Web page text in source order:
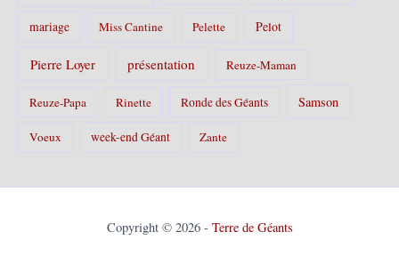
mariage Miss Cantine Pelette Pelot
Pierre Loyer présentation Reuze-Maman
Reuze-Papa Rinette Ronde des Géants Samson
Voeux week-end Géant Zante
Copyright © 2026 - Terre de Géants